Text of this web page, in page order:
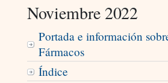
Noviembre 2022
Portada e información
Fármacos
Índice